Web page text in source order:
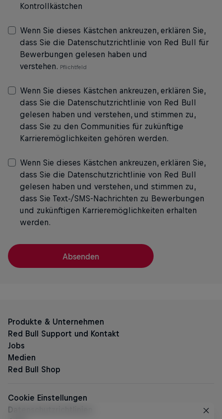
Kontrollkästchen
Wenn Sie dieses Kästchen ankreuzen, erklären Sie,
dass Sie die Datenschutzrichtlinie von Red Bull für
Bewerbungen gelesen haben und
verstehen.
Wenn Sie dieses Kästchen ankreuzen, erklären Sie,
dass Sie die Datenschutzrichtlinie von Red Bull
gelesen haben und verstehen, und stimmen zu,
dass Sie zu den Communities für zukünftige
Karrieremöglichkeiten gehören werden.
Wenn Sie dieses Kästchen ankreuzen, erklären Sie,
dass Sie die Datenschutzrichtlinie von Red Bull
gelesen haben und verstehen, und stimmen zu,
dass Sie Text-/SMS-Nachrichten zu Bewerbungen
und zukünftigen Karrieremöglichkeiten erhalten
werden.
Absenden